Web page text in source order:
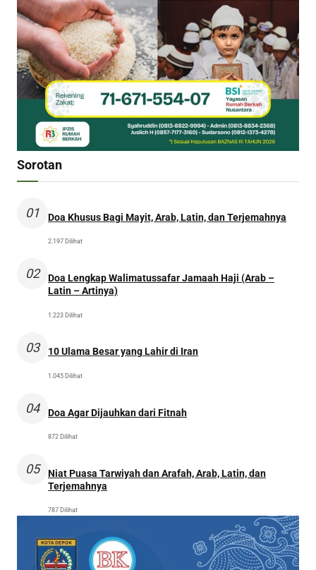
Sorotan
01 Doa Khusus Bagi Mayit, Arab, Latin, dan Terjemahnya
2.197 Dilihat
02
Doa Lengkap Walimatussafar Jamaah Haji (Arab –
Latin – Artinya)
1.223 Dilihat
03 10 Ulama Besar yang Lahir di Iran
1.045 Dilihat
04 Doa Agar Dijauhkan dari Fitnah
872 Dilihat
05
Niat Puasa Tarwiyah dan Arafah, Arab, Latin, dan
Terjemahnya
787 Dilihat